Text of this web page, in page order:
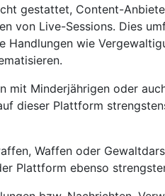
gestattet, Content-
von Live-Sessions. Dies
Handlungen wie
mit Minderjährigen oder
dieser Plattform
Waffen oder
Plattform ebenso